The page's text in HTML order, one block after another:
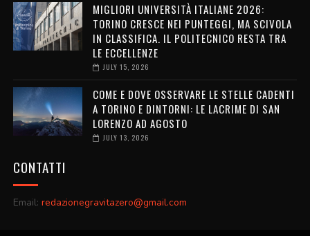
MIGLIORI UNIVERSITÀ ITALIANE 2026:
TORINO CRESCE NEI PUNTEGGI, MA SCIVOLA
IN CLASSIFICA. IL POLITECNICO RESTA TRA
LE ECCELLENZE
JULY 15, 2026
COME E DOVE OSSERVARE LE STELLE CADENTI
A TORINO E DINTORNI: LE LACRIME DI SAN
LORENZO AD AGOSTO
JULY 13, 2026
CONTATTI
Email: redazionegravitazero@gmail.com